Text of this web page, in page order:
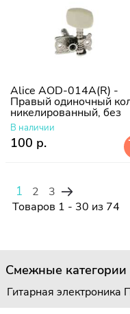
Alice AOD-014A(R) -
Правый одиночный
никелированный, без
втулки
В наличии
100 р.
1 2
3
Товаров 1 - 30 из 74
Смежные категории
Гитарная электроника